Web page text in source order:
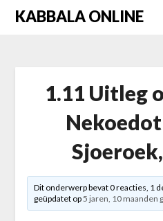
SkipKABBALA ONLINE
1.11 Uitleg
Dit onderwerp bevat 0 reacties, 1
geüpdatet op5 jaren, 10 maanden